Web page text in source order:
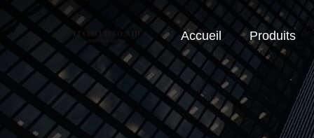
Accueil Produits